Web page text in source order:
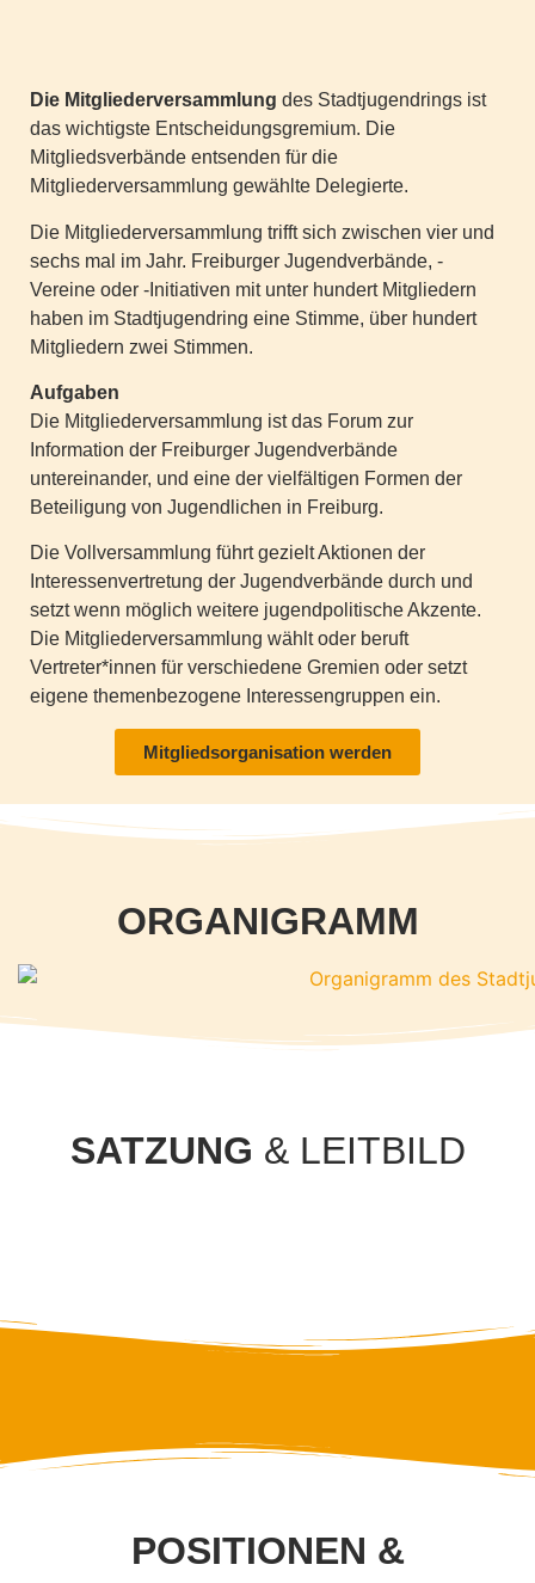
Die Mitgliederversammlung des Stadtjugendrings ist
das wichtigste Entscheidungsgremium. Die
Mitgliedsverbände entsenden für die
Mitgliederversammlung gewählte Delegierte.
Die Mitgliederversammlung trifft sich zwischen vier und
sechs mal im Jahr. Freiburger Jugendverbände, -
Vereine oder -Initiativen mit unter hundert Mitgliedern
haben im Stadtjugendring eine Stimme, über hundert
Mitgliedern zwei Stimmen.
Aufgaben
Die Mitgliederversammlung ist das Forum zur
Information der Freiburger Jugendverbände
untereinander, und eine der vielfältigen Formen der
Beteiligung von Jugendlichen in Freiburg.
Die Vollversammlung führt gezielt Aktionen der
Interessenvertretung der Jugendverbände durch und
setzt wenn möglich weitere jugendpolitische Akzente.
Die Mitgliederversammlung wählt oder beruft
Vertreter*innen für verschiedene Gremien oder setzt
eigene themenbezogene Interessengruppen ein.
Mitgliedsorganisation werden
ORGANIGRAMM
SATZUNG & LEITBILD
POSITIONEN &